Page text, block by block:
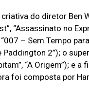
criativa do diretor
“Assassinato no
“007 – Sem Tempo
Paddington 2”); o
“A Origem”); e
foi composta por